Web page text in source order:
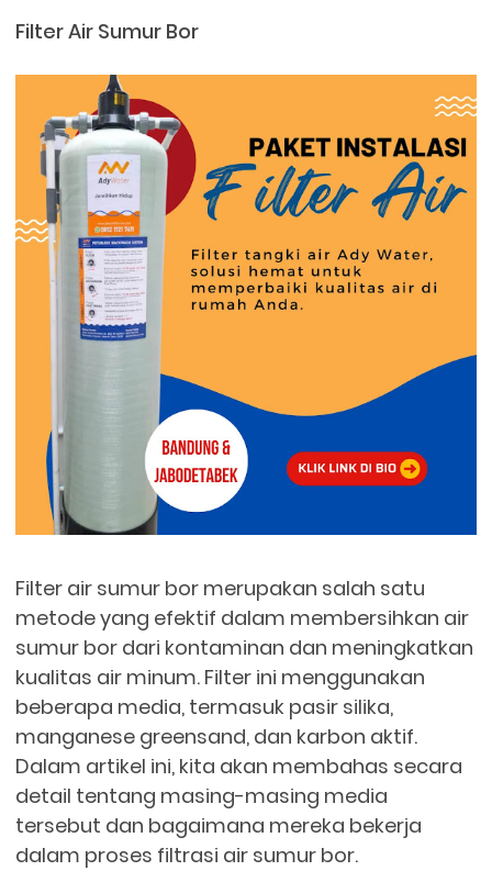
Filter Air Sumur Bor
Filter air sumur bor merupakan salah satu
metode yang efektif dalam membersihkan air
sumur bor dari kontaminan dan meningkatkan
kualitas air minum. Filter ini menggunakan
beberapa media, termasuk pasir silika,
manganese greensand, dan karbon aktif.
Dalam artikel ini, kita akan membahas secara
detail tentang masing-masing media
tersebut dan bagaimana mereka bekerja
dalam proses filtrasi air sumur bor.